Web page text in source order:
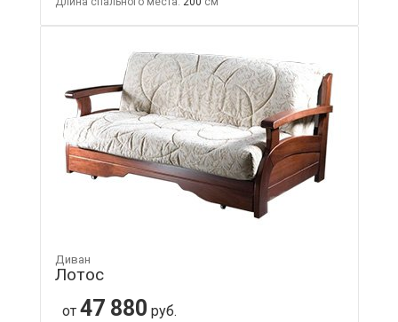
Диван
Лотос
от 47 880 руб.